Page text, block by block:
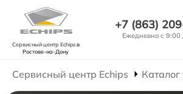
Сервисный центр Echipsв
Ростове-на-Дону
+7 (863)
Ежедневно с 9:00
Сервисный центр Echips Каталог